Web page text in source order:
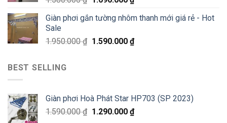
Giàn phơi gắn tường nhôm thanh mới giá rẻ - Hot
Sale
1.950.000₫ 1.590.000 ₫
BEST SELLING
Giàn phơi Hoà Phát Star HP703 (SP 2023)
1.590.000₫ 1.290.000 ₫